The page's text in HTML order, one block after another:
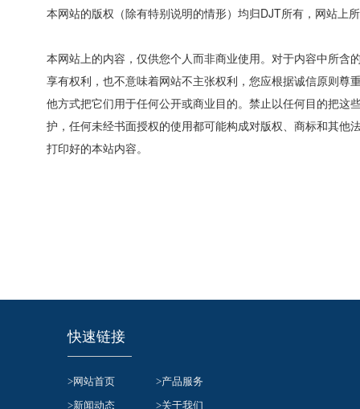
本网站的版权（除有特别说明的情形）均归DJT所有，网站上
本网站上的内容，仅供您个人而非商业使用。对于内容中所
享有权利，也不意味着网站不主张权利，您应根据诚信原则
他方式把它们用于任何公开或商业目的。禁止以任何目的把
护，任何未经书面授权的使用都可能构成对版权、商标和其
打印好的本站内容。
快速链接
>网站首页
>产品服务
>新闻动态
>关于我们